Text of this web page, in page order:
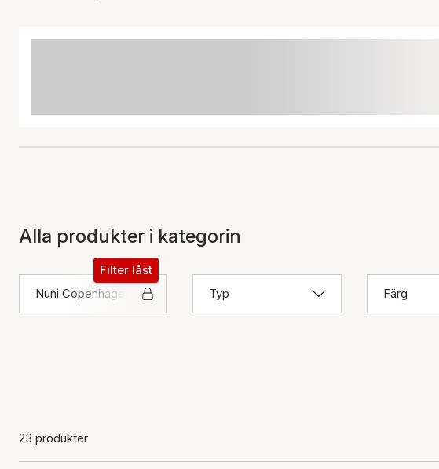
Alla produkter i kategorin
Nuni Copenhagen
Filter låst
Typ
Färg
23 produkter